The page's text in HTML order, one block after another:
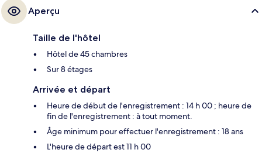
Aperçu
Taille de l'hôtel
Hôtel de 45 chambres
Sur 8 étages
Arrivée et départ
Heure de début de l'enregistrement : 14 h 00 ; heure de
fin de l'enregistrement : à tout moment.
Âge minimum pour effectuer l'enregistrement : 18 ans
L'heure de départ est 11 h 00